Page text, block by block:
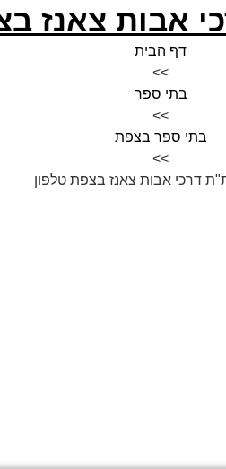
אבות צאנז
דף הבית
>>
בתי ספר
>>
בתי ספר בצפת
>>
דרכי אבות צאנז בצפת טלפון